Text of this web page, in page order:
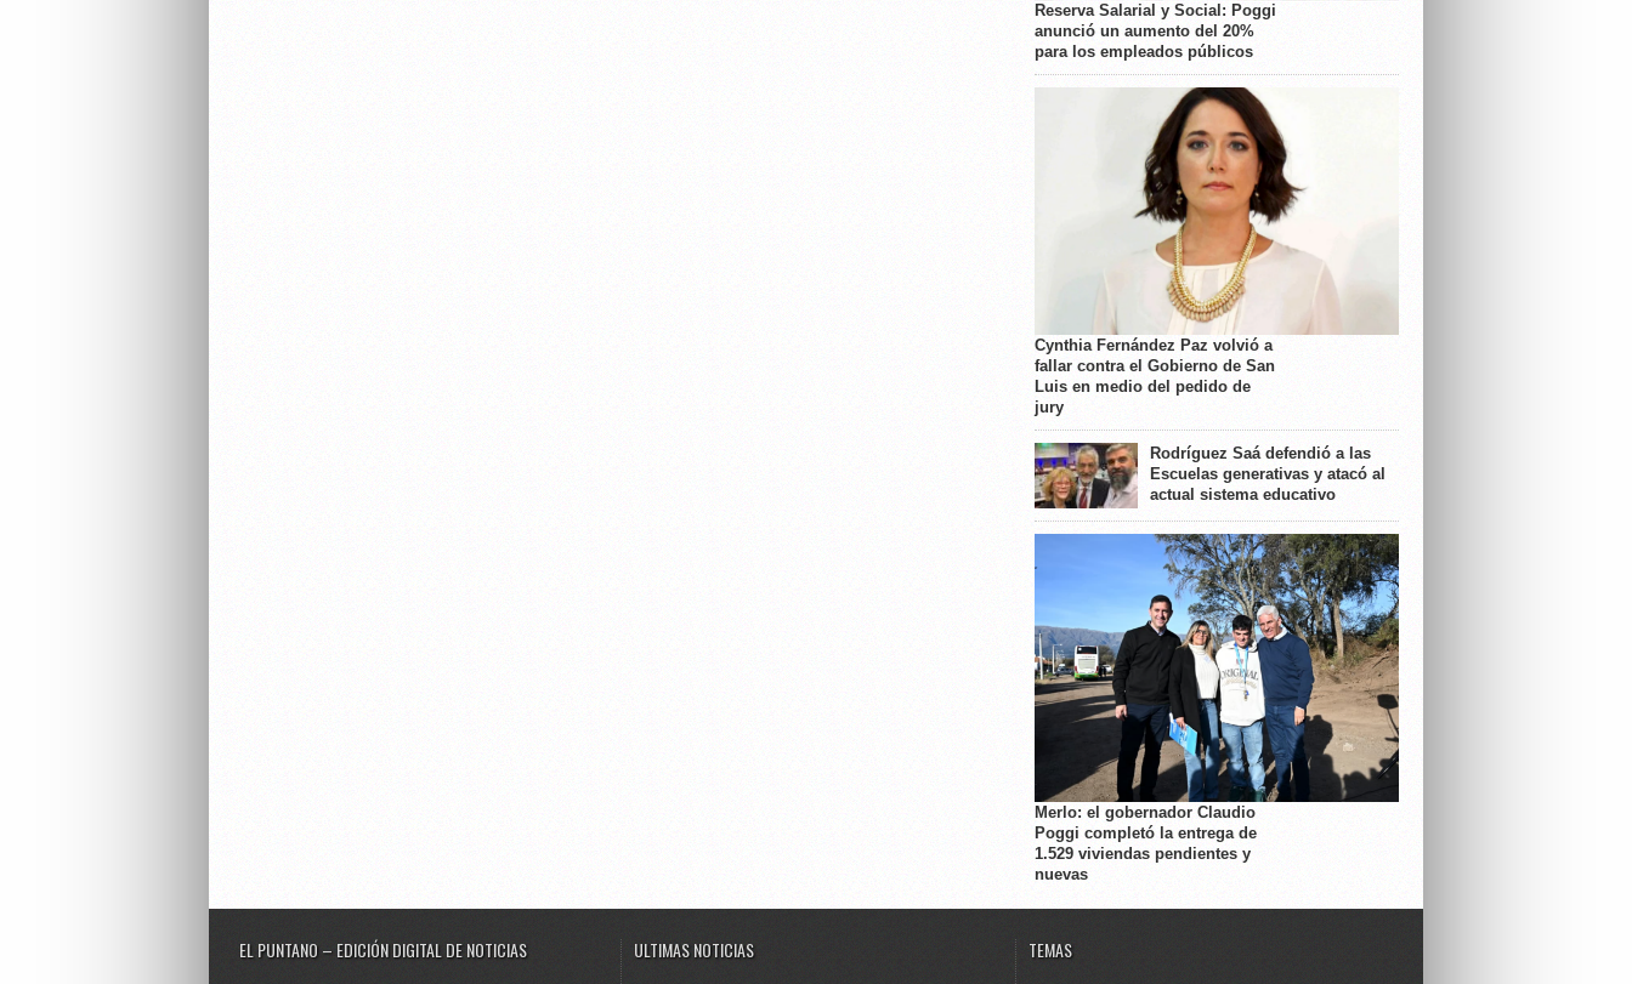
Reserva Salarial y Social: Poggi
anunció un aumento del 20%
para los empleados públicos
Cynthia Fernández Paz volvió a
fallar contra el Gobierno de San
Luis en medio del pedido de
jury
Rodríguez Saá defendió a las
Escuelas generativas y atacó al
actual sistema educativo
Merlo: el gobernador Claudio
Poggi completó la entrega de
1.529 viviendas pendientes y
nuevas
EL PUNTANO – EDICIÓN DIGITAL DE NOTICIAS ULTIMAS NOTICIAS TEMAS